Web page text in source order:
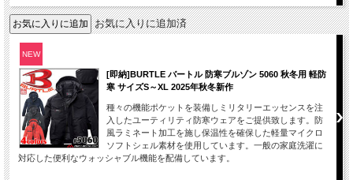
お気に入りに追加済
NEW
[即納]BURTLE バートル 防寒ブルゾン 5060 秋冬用 軽防
寒 サイズS～XL 2025年秋冬新作
種々の機能ポケットを装備しミリタリーエッセンスを注
入したユーティリティ防寒ウェアをご提供致します。防
風ラミネート加工を施し保温性を確保した軽量マイクロ
ソフトシェル素材を使用しています。一般の家庭洗濯に
対応した便利なウォッシャブル機能を配備しています。